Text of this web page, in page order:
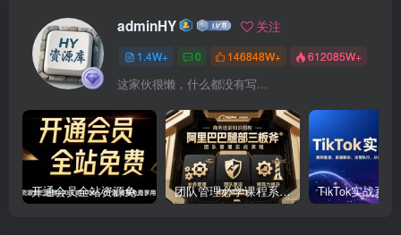
adminHY 关注
1.4W+ 0 146848W+ 612085W+
这家伙很懒，什么都没有写...
开通会员全站资源免费下载 开通VIP会员 HY资源库 团队管理必学课程系列，阿里巴巴“腿部三板斧”